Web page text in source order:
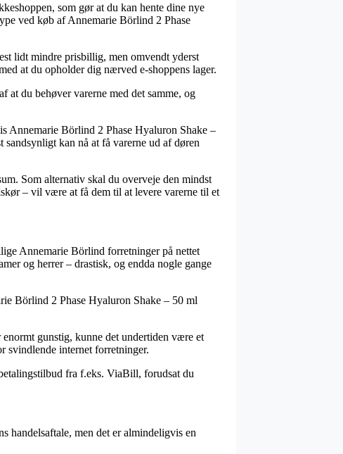
som gør at du kan hente dine nye
ved køb af Annemarie Börlind 2 Phase
lidt mindre prisbillig, men omvendt yderst
at du opholder dig nærved e-shoppens lager.
du behøver varerne med det samme, og
Annemarie Börlind 2 Phase Hyaluron Shake –
kan nå at få varerne ud af døren
Som alternativ skal du overveje den mindst
– vil være at få dem til at levere varerne til et
Annemarie Börlind forretninger på nettet
og herrer – drastisk, og endda nogle gange
Börlind 2 Phase Hyaluron Shake – 50 ml
gunstig, kunne det undertiden være et
svindlende internet forretninger.
fra f.eks. ViaBill, forudsat du
handelsaftale, men det er almindeligvis en